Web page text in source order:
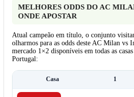
MELHORES ODDS DO AC
ONDE APOSTAR
Atual campeão em título, o conjunto
olharmos para as odds deste AC Milan vs
mercado 1×2 disponíveis em todas as
Portugal:
Casa 1